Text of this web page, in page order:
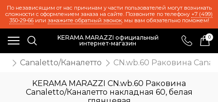
По независящим от нас причинам у части пользователей могут возникать
сложности с оформлением заказа на сайте. Позвоните по телефону +7 (499)
350-29-66или закажите обратный звонок, мы вам обязательно поможем!
KERAMA MARAZZI официальный
интернет-магазин
0
Canaletto/Каналетто CN.wb.60 Раковина
KERAMA MARAZZI CN.wb.60 Раковина
Canaletto/Каналетто накладная 60, белая